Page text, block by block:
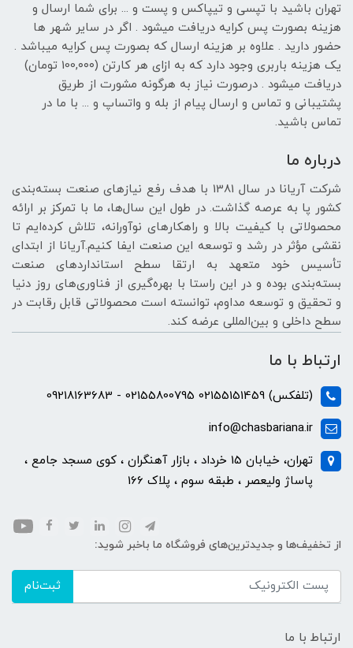
تهران باشید با تپسی و تیپاکس و پست و ... برای شما ارسال و
هزینه بصورت پس کرایه دریافت میشود . اگر در سایر شهر ها
حضور دارید . علاوه بر هزینه ارسال که بصورت پس کرایه میباشد .
یک هزینه باربری وجود دارد که به ازای هر کارتن (100,۰۰۰ تومان)
دریافت میشود . درصورت نیاز به هرگونه مشورت از طریق
پشتیبانی و تماس و ارسال پیام از بله و واتساپ و ... با ما در
تماس باشید.
درباره ما
شرکت آریانا در سال 1381 با هدف رفع نیازهای صنعت بسته‌بندی
کشور پا به عرصه گذاشت. در طول این سال‌ها، ما با تمرکز بر ارائه
محصولاتی با کیفیت بالا و راهکارهای نوآورانه، تلاش کرده‌ایم تا
نقشی مؤثر در رشد و توسعه این صنعت ایفا کنیم.آریانا از ابتدای
تأسیس خود متعهد به ارتقا سطح استانداردهای صنعت
بسته‌بندی بوده و در این راستا با بهره‌گیری از فناوری‌های روز دنیا
و تحقیق و توسعه مداوم، توانسته است محصولاتی قابل رقابت در
سطح داخلی و بین‌المللی عرضه کند.
ارتباط با ما
(تلفکس) 02155151459 02155800795 - 09218163683
info@chasbariana.ir
تهران، خیابان 15 خرداد ، بازار آهنگران ، کوی مسجد جامع ،
پاساژ ولیعصر ، طبقه سوم ، پلاک 166
از تخفیف‌ها و جدیدترین‌های فروشگاه ما باخبر شوید:
ثبت‌نام
ارتباط با ما